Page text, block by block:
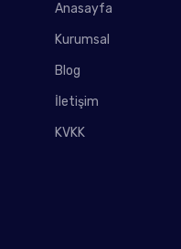
Anasayfa
Kurumsal
Blog
İletişim
KVKK